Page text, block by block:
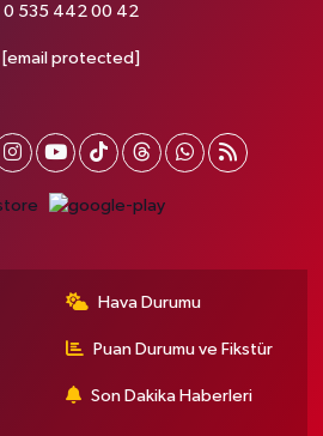
0 535 442 00 42
[email protected]
Hava Durumu
Puan Durumu ve Fikstür
Son Dakika Haberleri